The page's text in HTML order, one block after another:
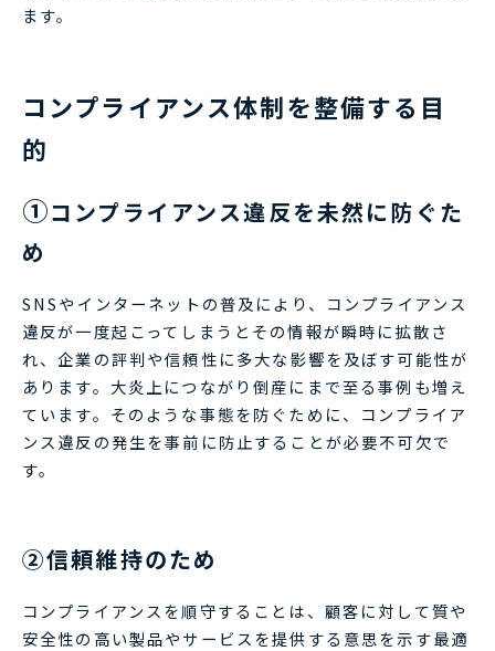
ます。
コンプライアンス体制を整備する目
的
①コンプライアンス違反を未然に防ぐた
め
SNSやインターネットの普及により、コンプライアンス
違反が一度起こってしまうとその情報が瞬時に拡散さ
れ、企業の評判や信頼性に多大な影響を及ぼす可能性が
あります。大炎上につながり倒産にまで至る事例も増え
ています。そのような事態を防ぐために、コンプライア
ンス違反の発生を事前に防止することが必要不可欠で
す。
②信頼維持のため
コンプライアンスを順守することは、顧客に対して質や
安全性の高い製品やサービスを提供する意思を示す最適